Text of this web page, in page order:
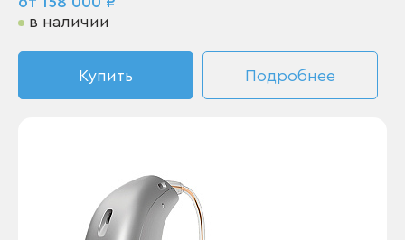
в наличии
Купить Подробнее